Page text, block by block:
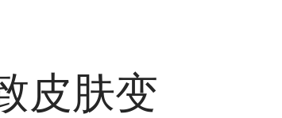
皮肤变